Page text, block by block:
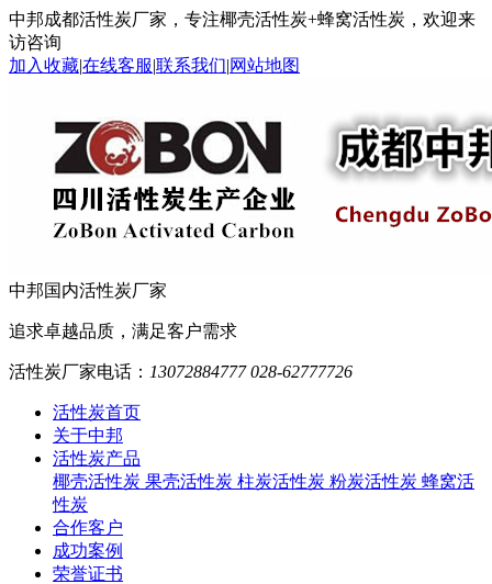
中邦成都活性炭厂家，专注椰壳活性炭+蜂窝活性炭，欢迎来
访咨询
加入收藏|在线客服|联系我们|网站地图
中邦国内活性炭厂家
追求卓越品质，满足客户需求
活性炭厂家电话： 13072884777 028-62777726
活性炭首页
关于中邦
活性炭产品
椰壳活性炭 果壳活性炭 柱炭活性炭 粉炭活性炭 蜂窝活
性炭
合作客户
成功案例
荣誉证书